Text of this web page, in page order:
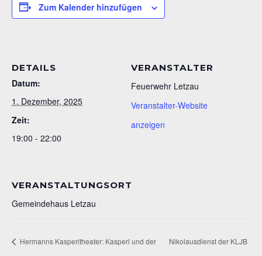
Zum Kalender hinzufügen
DETAILS
Datum:
1. Dezember, 2025
Zeit:
19:00 - 22:00
VERANSTALTER
Feuerwehr Letzau
Veranstalter-Website
anzeigen
VERANSTALTUNGSORT
Gemeindehaus Letzau
Hermanns Kasperltheater: Kasperl und der Nikolausdienst der KLJB